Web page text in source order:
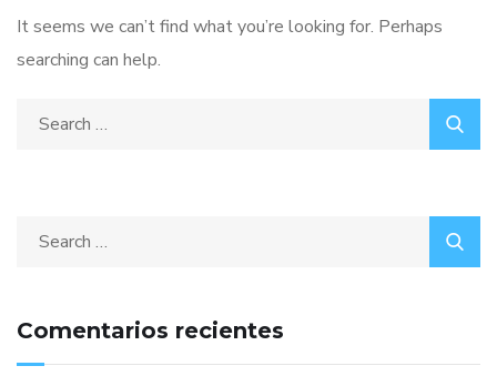
It seems we can’t find what you’re looking for. Perhaps
searching can help.
Comentarios recientes